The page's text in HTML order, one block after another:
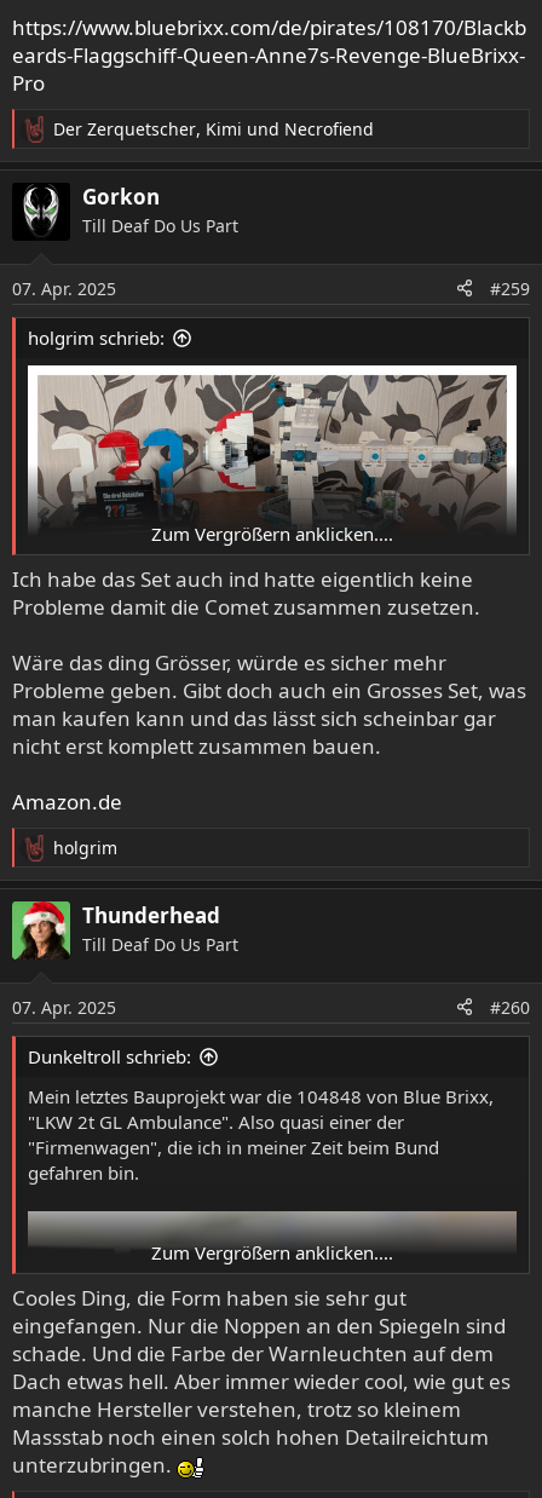
https://www.bluebrixx.com/de/pirates/108170/Blackb
eards-Flaggschiff-Queen-Anne7s-Revenge-BlueBrixx-
Pro
R
e
a
k
n
e
n
Der Zerquetscher, Kimi und Necrofiend
Gorkon
Till Deaf Do Us Part
07. Apr. 2025 #259
holgrim schrieb:
Fertig, ich weiß nicht ob sie den Kopf verbessert haben,
aber es war anstrengend, haste da was eingebaut hat sich
auf der Gegenseite wieder was gelöst und etwas
übersichtlicher hätte die Anleitung auch ausfallen dürfen.
Aber nun steht das Teil.
Zum Vergrößern anklicken....
Ich habe das Set auch ind hatte eigentlich keine
Probleme damit die Comet zusammen zusetzen.
Wäre das ding Grösser, würde es sicher mehr
Probleme geben. Gibt doch auch ein Grosses Set, was
man kaufen kann und das lässt sich scheinbar gar
nicht erst komplett zusammen bauen.
Amazon.de
R
e
a
k
t
n
e
n
holgrim
Thunderhead
Till Deaf Do Us Part
07. Apr. 2025 #260
Dunkeltroll schrieb:
Mein letztes Bauprojekt war die 104848 von Blue Brixx,
"LKW 2t GL Ambulance". Also quasi einer der
"Firmenwagen", die ich in meiner Zeit beim Bund
gefahren bin.
Zum Vergrößern anklicken....
Cooles Ding, die Form haben sie sehr gut
eingefangen. Nur die Noppen an den Spiegeln sind
schade. Und die Farbe der Warnleuchten auf dem
Dach etwas hell. Aber immer wieder cool, wie gut es
manche Hersteller verstehen, trotz so kleinem
Massstab noch einen solch hohen Detailreichtum
unterzubringen.